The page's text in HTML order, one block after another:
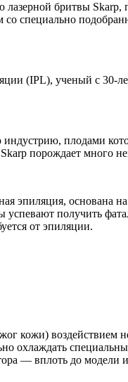
бритвы Skarp,
со специально
(IPL), ученый с
плодами
порождает много
эпиляция, основана
получить
от эпиляции.
воздействием не
охлаждать
— вплоть до модели